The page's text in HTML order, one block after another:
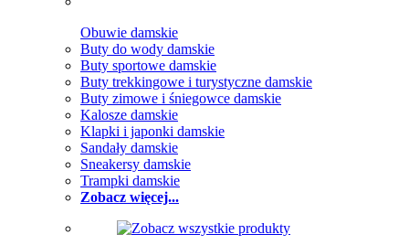
Obuwie damskie
Buty do wody damskie
Buty sportowe damskie
Buty trekkingowe i turystyczne damskie
Buty zimowe i śniegowce damskie
Kalosze damskie
Klapki i japonki damskie
Sandały damskie
Sneakersy damskie
Trampki damskie
Zobacz więcej...